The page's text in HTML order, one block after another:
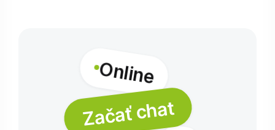
Online
Začať chat